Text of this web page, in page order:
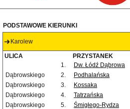
PODSTAWOWE KIERUNKI
Karolew
ULICA PRZYSTANEK
1.
Dw. Łódź Dąbrowa
Dąbrowskiego
2. Podhalańska
Dąbrowskiego
3. Kossaka
Dąbrowskiego
4. Tatrzańska
Dąbrowskiego
5. Śmigłego-Rydza